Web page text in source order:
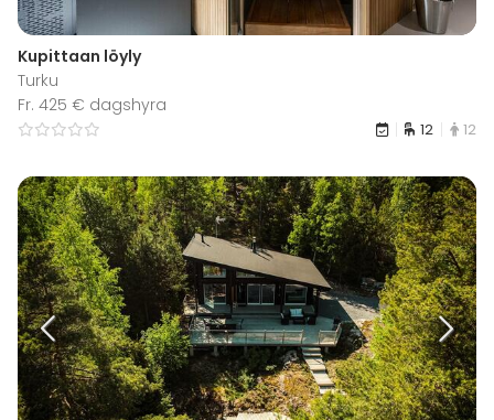
Kupittaan löyly
Turku
Fr. 425 € dagshyra
12 12